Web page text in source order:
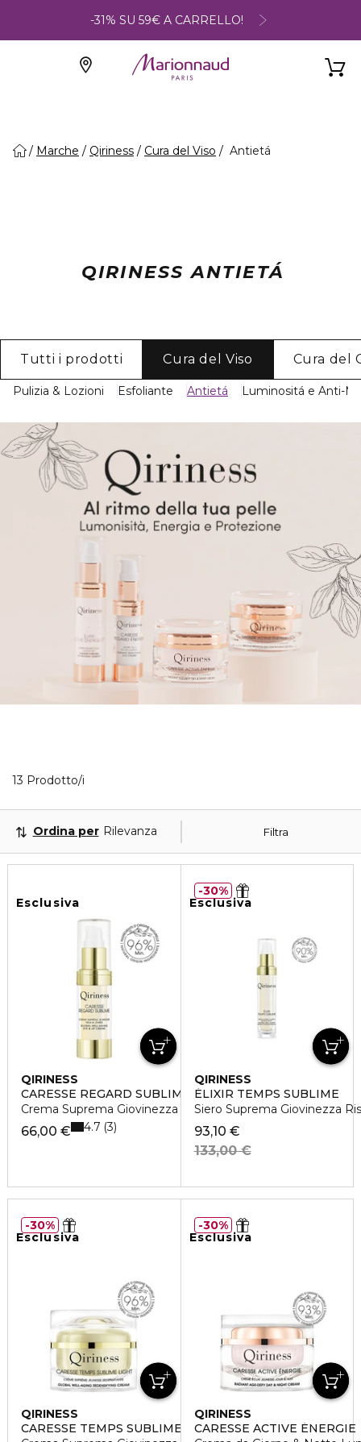
-31% SU 59€ A CARRELLO!
Marche Qiriness Cura del Viso Antietá
QIRINESS ANTIETÁ
Tutti i prodotti Cura del Viso Cura del
Pulizia & Lozioni Esfoliante Antietá Luminositá e Anti-
13 Prodotto/i
Filtra
Ordina per Rilevanza
Esclusiva
QIRINESS
CARESSE REGARD SUBLIME
Crema Suprema Giovinezza Occhi & Labbra
66,00 € 4.7 3
Esclusiva
QIRINESS
ÈLIXIR TEMPS SUBLIME
Siero Suprema Giovinezza
93,10 €
133,00 €
30%
Esclusiva
QIRINESS
CARESSE TEMPS SUBLIME LIGHT
30%
Esclusiva
QIRINESS
CARESSE ACTIVE ÉNERGIE
30%